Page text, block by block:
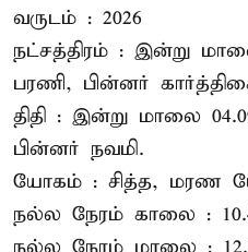
வருடம் : 2026
நட்சத்திரம் : இன்று
பரணி, பின்னர்
திதி : இன்று மாலை
பின்னர் நவமி.
யோகம் : சித்த, மரண
நல்ல நேரம் காலை :